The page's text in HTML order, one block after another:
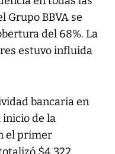
Grupo BBVA se
del 68%. La
estuvo influida
bancaria en
inicio de la
el primer